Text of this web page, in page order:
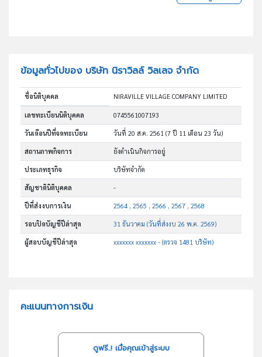
ข้อมูลทั่วไปของ บริษัท นิราวิลล์ วิลเลจ จำกัด
ชื่อนิติบุคคล NIRAVILLE VILLAGE COMPANY LIMITED
เลขทะเบียนนิติบุคคล 0745561007193
วันเดือนปีที่จดทะเบียน วันที่ 20 ส.ค. 2561(7 ปี 11 เดือน 23 วัน)
สถานภาพกิจการ ยังดำเนินกิจการอยู่
ประเภทธุรกิจ บริษัทจำกัด
สัญชาตินิติบุคคล -
ปีที่ส่งงบการเงิน 2564 , 2565 , 2566 , 2567 , 2568
รอบปิดบัญชีปีล่าสุด 31 ธันวาคม (วันที่ส่งงบ 26 พ.ค. 2569)
ผู้สอบบัญชีปีล่าสุด xxxxxxx xxxxxxx - (ตรวจ 1481 บริษัท)
คะแนนทางการเงิน
ดูฟรี..! เมื่อคุณเข้าสู่ระบบ